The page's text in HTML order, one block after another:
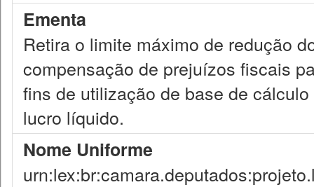
Ementa
Retira o limite máximo de redução
compensação de prejuízos fiscais
fins de utilização de base de
lucro líquido.
Nome Uniforme